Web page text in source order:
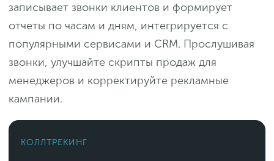
записывает звонки клиентов и формирует
отчеты по часам и дням, интегрируется с
популярными сервисами и CRM. Прослушивая
звонки, улучшайте скрипты продаж для
менеджеров и корректируйте рекламные
кампании.
КОЛЛТРЕКИНГ